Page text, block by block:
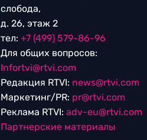
слобода,
д. 26, этаж 2
тел: +7 (499) 579-86-96
Для общих вопросов:
Infortvi@rtvi.com
Редакция RTVI: news@rtvi.com
Маркетинг/PR: pr@rtvi.com
Реклама RTVI: adv-eu@rtvi.com
Партнерские материалы